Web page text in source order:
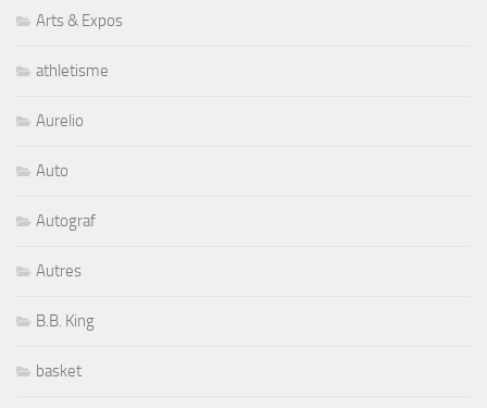
Arts & Expos
athletisme
Aurelio
Auto
Autograf
Autres
B.B. King
basket